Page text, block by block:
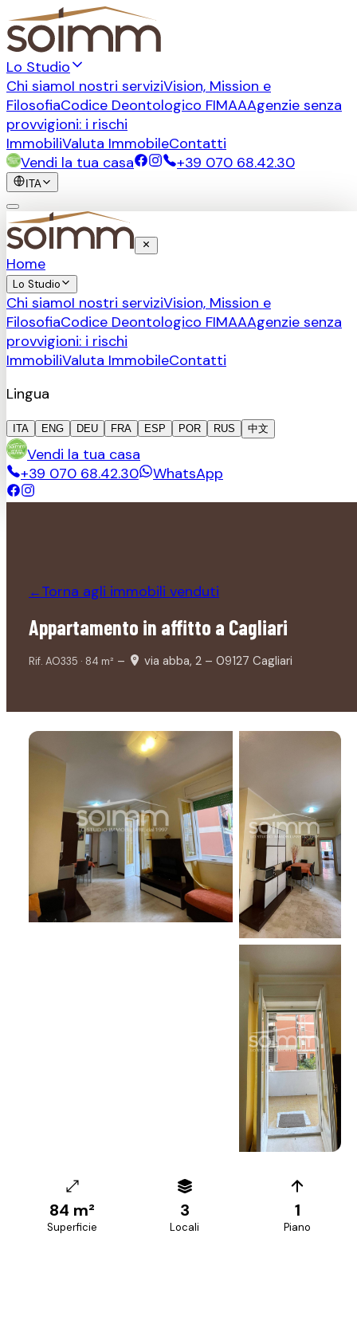
Lo Studio
Chi siamoI nostri serviziVision, Mission e
FilosofiaCodice Deontologico FIMAAAgenzie senza
provvigioni: i rischi
ImmobiliValuta ImmobileContatti
Vendi la tua casa
+39 070 68.42.30
ITA
Home
Lo Studio
Chi siamoI nostri serviziVision, Mission e
FilosofiaCodice Deontologico FIMAAAgenzie senza
provvigioni: i rischi
ImmobiliValuta ImmobileContatti
Lingua
ITA ENG DEU FRA ESP POR RUS 中文
Vendi la tua casa
+39 070 68.42.30
WhatsApp
←Torna agli immobili venduti
Appartamento in affitto a Cagliari
Rif. AO335 · 84 m² – via abba, 2 – 09127 Cagliari
84 m²
Superficie
3
Locali
1
Piano